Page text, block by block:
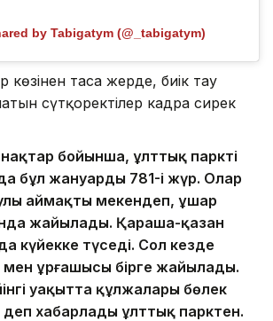
by Tabigatym (@_tabigatym)
көзінен таса жерде, биік тау
сүтқоректілер кадрға сирек
бойынша, ұлттық парктің
бұл жануардың 781-і жүр. Олар
аймақты мекендеп, ұшар
жайылады. Қараша-қазан
күйекке түседі. Сол кезде
ұрғашысы бірге жайылады.
уақытта құлжалары бөлек
деп хабарлады ұлттық парктен.